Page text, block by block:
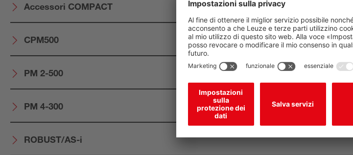
Accessori COMPACT
CPM500
PM 2-500
PM 4-300
ROBUST/AS-i